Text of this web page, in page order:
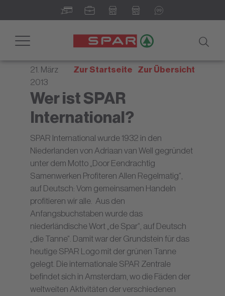
Toggle
Newsroom - Ihr digitales
Zur Übersicht
Zur Startseite
21. März
2013
Wer ist SPAR
International?
SPAR International wurde 1932 in den
Niederlanden von Adriaan van Well gegründet
unter dem Motto „Door Eendrachtig
Samenwerken Profiteren Allen Regelmatig“,
auf Deutsch: Vom gemeinsamen Handeln
profitieren wir alle. Aus den
Anfangsbuchstaben wurde das
niederländische Wort „de Spar“, auf Deutsch
„die Tanne“. Damit war der Grundstein für das
heutige SPAR Logo mit der grünen Tanne
gelegt. Die internationale SPAR Zentrale
befindet sich in Amsterdam, wo die Fäden der
weltweiten Aktivitäten der verschiedenen